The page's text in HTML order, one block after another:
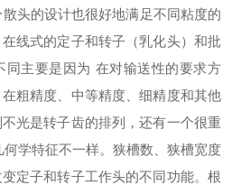
头的设计也很好地满足不同粘度的
线式的定子和转子（乳化头）和批
同主要是因为 在对输送性的要求方
粗精度、中等精度、细精度和其他
光是转子齿的排列，还有一个很重
学特征不一样。狭槽数、狭槽宽度
定子和转子工作头的不同功能。根